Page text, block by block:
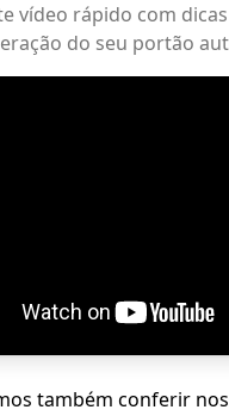
vídeo rápido com
do seu portão
também conferir